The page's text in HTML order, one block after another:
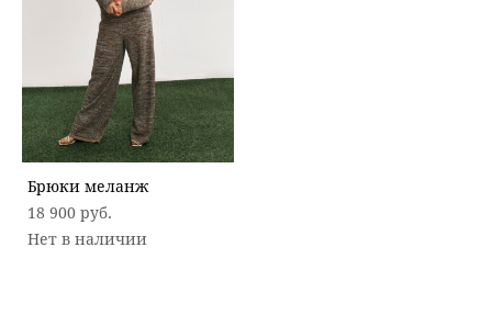
Брюки меланж
18 900 pуб.
Нет в наличии